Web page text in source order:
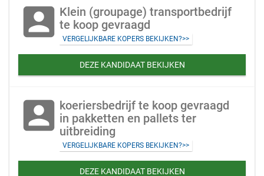
account_box Klein (groupage) transportbedrijf
te koop gevraagd
VERGELIJKBARE KOPERS BEKIJKEN?>>
DEZE KANDIDAAT BEKIJKEN
account_box koeriersbedrijf te koop gevraagd
in pakketten en pallets ter
uitbreiding
VERGELIJKBARE KOPERS BEKIJKEN?>>
DEZE KANDIDAAT BEKIJKEN